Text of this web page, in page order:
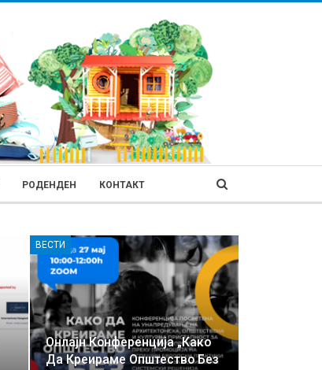
РОДЕНДЕН КОНТАКТ
ВЕСТИ
Онлајн Конференција „Како
Да Креираме Општество Без